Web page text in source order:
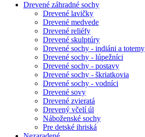
Drevené záhradné sochy
Drevené lavičky
Drevené medvede
Drevené reliéfy
Drevené skulptúry
Drevené sochy - indiáni a totemy
Drevené sochy - lúpežníci
Drevené sochy - postavy
Drevené sochy - škriatkovia
Drevené sochy - vodníci
Drevené sovy
Drevené zvieratá
Drevený včelí úl
Náboženské sochy
Pre detské ihriská